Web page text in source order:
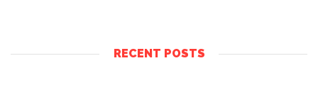
RECENT POSTS